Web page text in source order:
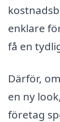
enklare
få en
Därför,
en ny
företag